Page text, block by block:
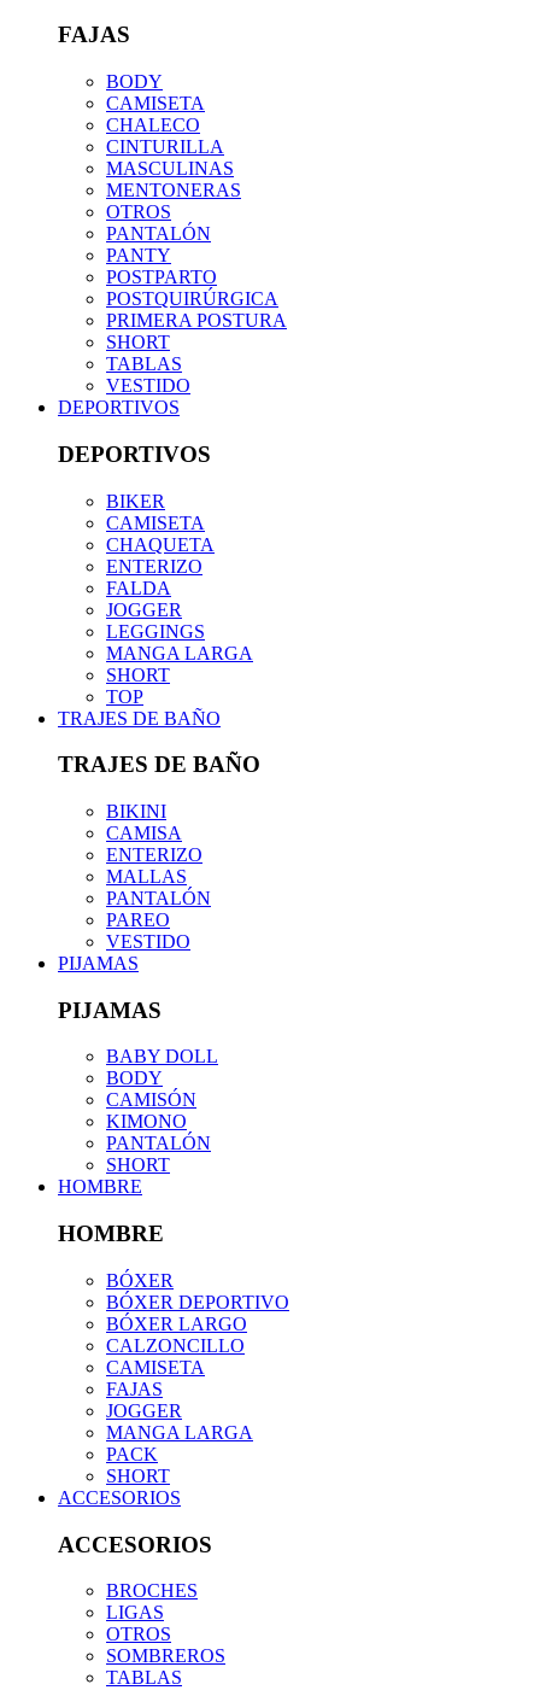
FAJAS
BODY
CAMISETA
CHALECO
CINTURILLA
MASCULINAS
MENTONERAS
OTROS
PANTALÓN
PANTY
POSTPARTO
POSTQUIRÚRGICA
PRIMERA POSTURA
SHORT
TABLAS
VESTIDO
DEPORTIVOS
DEPORTIVOS
BIKER
CAMISETA
CHAQUETA
ENTERIZO
FALDA
JOGGER
LEGGINGS
MANGA LARGA
SHORT
TOP
TRAJES DE BAÑO
TRAJES DE BAÑO
BIKINI
CAMISA
ENTERIZO
MALLAS
PANTALÓN
PAREO
VESTIDO
PIJAMAS
PIJAMAS
BABY DOLL
BODY
CAMISÓN
KIMONO
PANTALÓN
SHORT
HOMBRE
HOMBRE
BÓXER
BÓXER DEPORTIVO
BÓXER LARGO
CALZONCILLO
CAMISETA
FAJAS
JOGGER
MANGA LARGA
PACK
SHORT
ACCESORIOS
ACCESORIOS
BROCHES
LIGAS
OTROS
SOMBREROS
TABLAS